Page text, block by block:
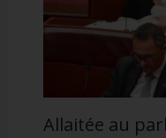
Allaitée au